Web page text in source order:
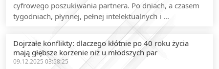
cyfrowego poszukiwania partnera. Po dniach, a czasem
tygodniach, płynnej, pełnej intelektualnych i ...
Dojrzałe konflikty: dlaczego kłótnie po 40 roku życia
mają głębsze korzenie niż u młodszych par
09.12.2025 03:58:25